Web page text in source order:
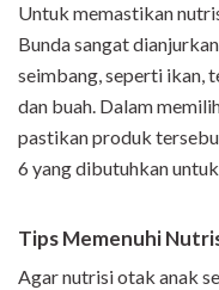
Untuk memastikan
Bunda sangat
seimbang, seperti ikan,
dan buah. Dalam
pastikan produk
6 yang dibutuhkan
Tips Memenuhi
Agar nutrisi otak anak